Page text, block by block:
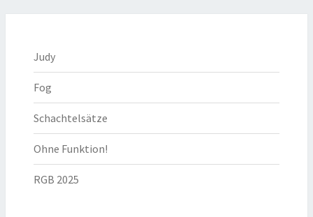
Judy
Fog
Schachtelsätze
Ohne Funktion!
RGB 2025